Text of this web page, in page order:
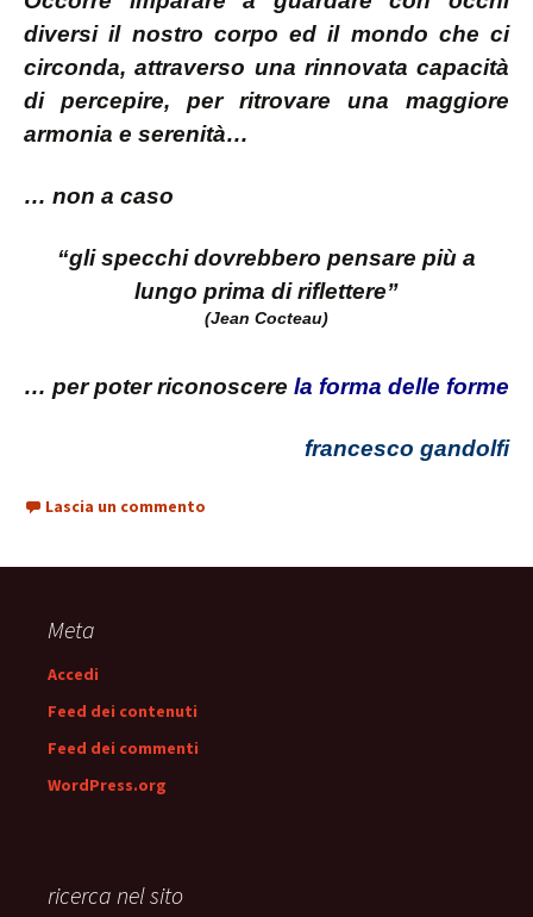
diversi il nostro corpo ed il mondo che ci
circonda, attraverso una rinnovata capacità
di percepire, per ritrovare una maggiore
armonia e serenità…
… non a caso
“gli specchi dovrebbero pensare più a
lungo prima di riflettere”
(Jean Cocteau)
… per poter riconoscere la forma delle forme
francesco gandolfi
Lascia un commento
Meta
Accedi
Feed dei contenuti
Feed dei commenti
WordPress.org
ricerca nel sito